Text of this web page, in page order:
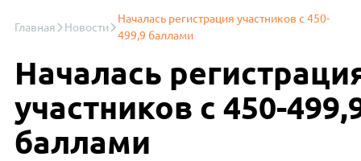
Главная Новости
Началась регистрация участников с 450-
499,9 баллами
Началась
участников с 450-
баллами